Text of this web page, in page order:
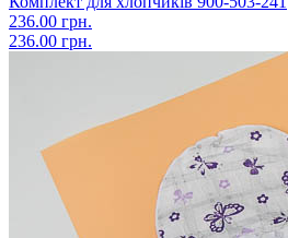
236.00 грн.
236.00 грн.